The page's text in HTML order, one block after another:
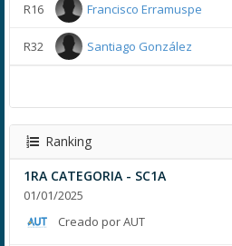
R16 Francisco Erramuspe
R32 Santiago González
Ranking
1RA CATEGORIA - SC1A
01/01/2025
Creado por AUT